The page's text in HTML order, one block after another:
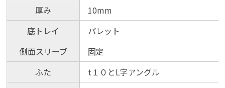
厚み
10mm
底トレイ
パレット
側面スリーブ
固定
ふた
t１０とL字アングル